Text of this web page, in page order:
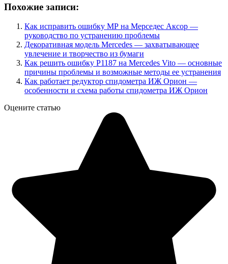
Похожие записи:
Как исправить ошибку МР на Мерседес Аксор —
руководство по устранению проблемы
Декоративная модель Mercedes — захватывающее
увлечение и творчество из бумаги
Как решить ошибку P1187 на Mercedes Vito — основные
причины проблемы и возможные методы ее устранения
Как работает редуктор спидометра ИЖ Орион —
особенности и схема работы спидометра ИЖ Орион
Оцените статью